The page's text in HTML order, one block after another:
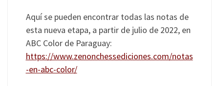
Aquí se pueden encontrar todas las notas de
esta nueva etapa, a partir de julio de 2022, en
ABC Color de Paraguay:
https://www.zenonchessediciones.com/notas
-en-abc-color/